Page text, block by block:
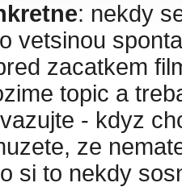
: nekdy
vetsinou
zacatkem
topic a
- kdyz
ze
si to nekdy